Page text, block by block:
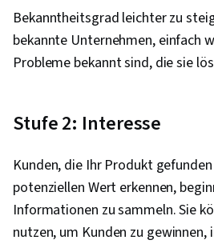
Bekanntheitsgrad leichter zu
bekannte Unternehmen, einfach
Probleme bekannt sind, die sie
Stufe 2: Interesse
Kunden, die Ihr Produkt
potenziellen Wert erkennen,
Informationen zu sammeln. Sie
nutzen, um Kunden zu gewinnen,